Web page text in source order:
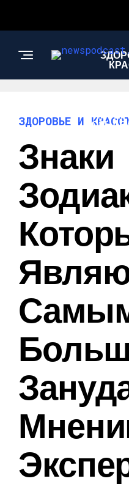
ЗДОРОВЬЕ И
Знаки